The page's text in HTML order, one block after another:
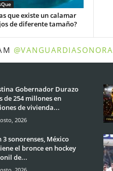
que existe un calamar
de diferente tamaño?
@VANGUARDIASONORA
Gobernador Durazo
de 254 millones en
de vivienda...
2026
3 sonorenses, México
el bronce en hockey
de...